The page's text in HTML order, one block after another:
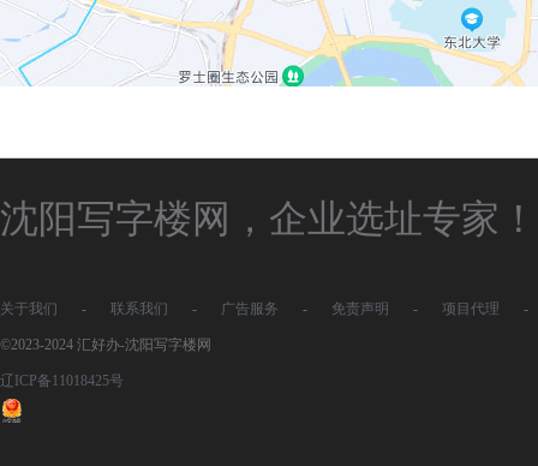
沈阳写字楼网，企业选址专家！
关于我们 - 联系我们 - 广告服务 - 免责声明 - 项目代理 -
©2023-2024 汇好办-沈阳写字楼网
辽ICP备11018425号